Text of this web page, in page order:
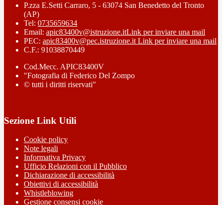
P.zza E.Setti Carraro, 5 - 63074 San Benedetto del Tronto
(AP)
Tel: 0735659634
Email: apic83400v@istruzione.itLink per inviare una mail
PEC: apic83400v@pec.istruzione.it Link per inviare una mail
C.F.: 91038870449
Cod.Mecc. APIC83400V
"Fotografia di Federico Del Zompo
© tutti i diritti riservati"
Sezione Link Utili
Cookie policy
Note legali
Informativa Privacy
Ufficio Relazioni con il Pubblico
Dichiarazione di accessibilità
Obiettivi di accessibilità
Whistleblowing
Gestione consensi cookie